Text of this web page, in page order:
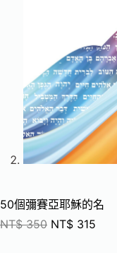
50個彌賽亞耶穌的名
NT$350 NT$ 315